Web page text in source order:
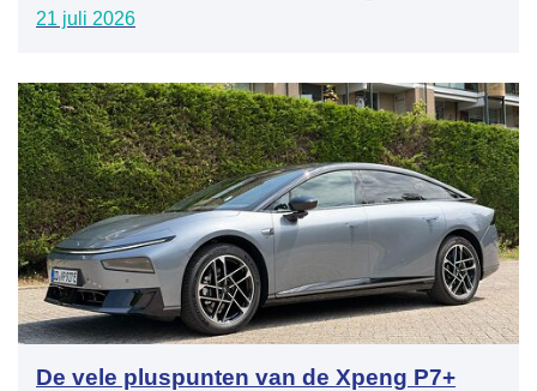
21 juli 2026
De vele pluspunten van de Xpeng P7+